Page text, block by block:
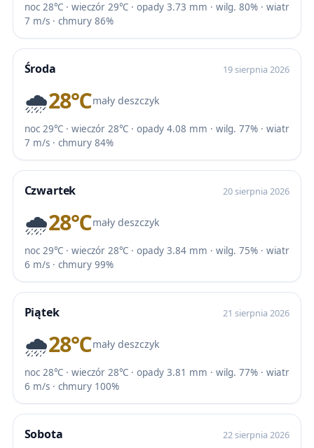
noc 28℃ · wieczór 29℃ · opady 3.73 mm · wilg. 80% · wiatr
7 m/s · chmury 86%
Środa 19 sierpnia 2026
🌧️28℃mały deszczyk
noc 29℃ · wieczór 28℃ · opady 4.08 mm · wilg. 77% · wiatr
7 m/s · chmury 84%
Czwartek 20 sierpnia 2026
🌧️28℃mały deszczyk
noc 29℃ · wieczór 28℃ · opady 3.84 mm · wilg. 75% · wiatr
6 m/s · chmury 99%
Piątek 21 sierpnia 2026
🌧️28℃mały deszczyk
noc 28℃ · wieczór 28℃ · opady 3.81 mm · wilg. 77% · wiatr
6 m/s · chmury 100%
Sobota 22 sierpnia 2026